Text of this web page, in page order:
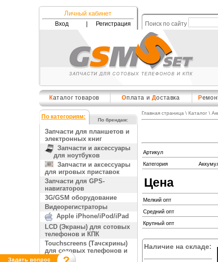
Личный кабинет
Вход Регистрация Поиск по сайту
Каталог товаров Оплата и Доставка Р
По категориям: По брендам:
Запчасти для планшетов и
электронных книг
Запчасти и аксессуары
для ноутбуков
Запчасти и аксессуары
для игровых приставок
Запчасти для GPS-
навигаторов
3G/GSM оборудование
Видеорегистраторы
Apple iPhone/iPod/iPad
LCD (Экраны) для сотовых
телефонов и КПК
Touchscreens (Тачскрины)
для сотовых телефонов и
КПК
Главная страница \ Каталог\
Артикул
Категория
Цена
Мелкий опт
Средний опт
Крупный опт
Наличие на складе: